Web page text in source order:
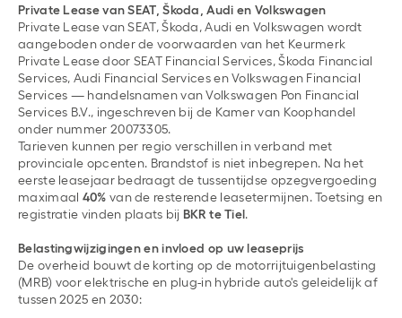
Private Lease van SEAT, Škoda, Audi en Volkswagen
Private Lease van SEAT, Škoda, Audi en Volkswagen wordt
aangeboden onder de voorwaarden van het Keurmerk
Private Lease door SEAT Financial Services, Škoda Financial
Services, Audi Financial Services en Volkswagen Financial
Services — handelsnamen van Volkswagen Pon Financial
Services B.V., ingeschreven bij de Kamer van Koophandel
onder nummer 20073305.
Tarieven kunnen per regio verschillen in verband met
provinciale opcenten. Brandstof is niet inbegrepen. Na het
eerste leasejaar bedraagt de tussentijdse opzegvergoeding
maximaal 40% van de resterende leasetermijnen. Toetsing en
registratie vinden plaats bij BKR te Tiel.
Belastingwijzigingen en invloed op uw leaseprijs
De overheid bouwt de korting op de motorrijtuigenbelasting
(MRB) voor elektrische en plug-in hybride auto's geleidelijk af
tussen 2025 en 2030: